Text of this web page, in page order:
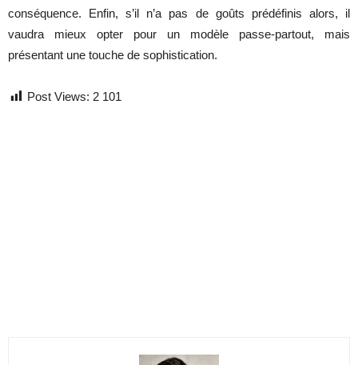
conséquence. Enfin, s’il n’a pas de goûts prédéfinis alors, il
vaudra mieux opter pour un modèle passe-partout, mais
présentant une touche de sophistication.
Post Views: 2 101